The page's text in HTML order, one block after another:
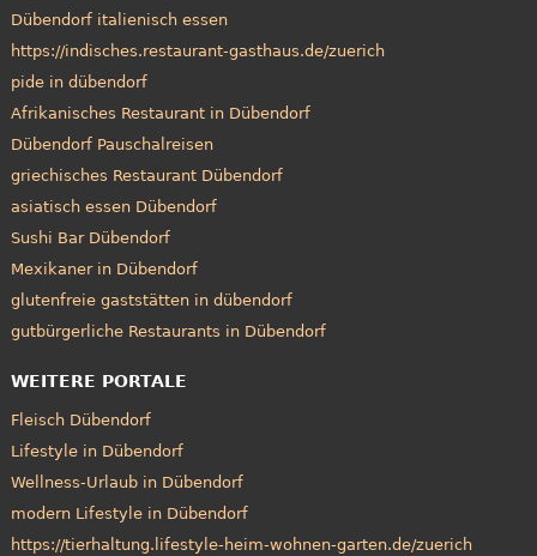
Dübendorf italienisch essen
https://indisches.restaurant-gasthaus.de/zuerich
pide in dübendorf
Afrikanisches Restaurant in Dübendorf
Dübendorf Pauschalreisen
griechisches Restaurant Dübendorf
asiatisch essen Dübendorf
Sushi Bar Dübendorf
Mexikaner in Dübendorf
glutenfreie gaststätten in dübendorf
gutbürgerliche Restaurants in Dübendorf
WEITERE PORTALE
Fleisch Dübendorf
Lifestyle in Dübendorf
Wellness-Urlaub in Dübendorf
modern Lifestyle in Dübendorf
https://tierhaltung.lifestyle-heim-wohnen-garten.de/zuerich